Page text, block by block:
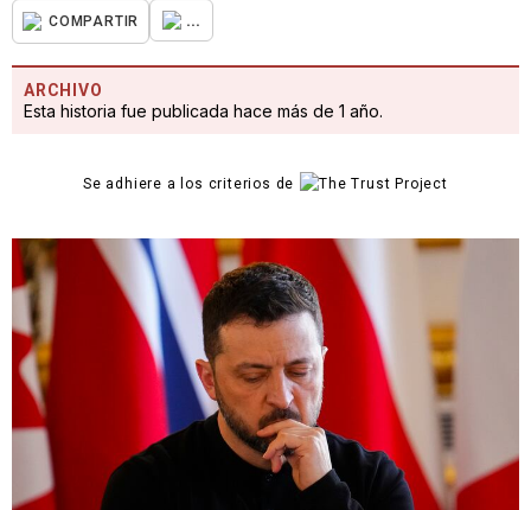
COMPARTIR ...
ARCHIVO
Esta historia fue publicada hace más de 1 año.
Se adhiere a los criterios de